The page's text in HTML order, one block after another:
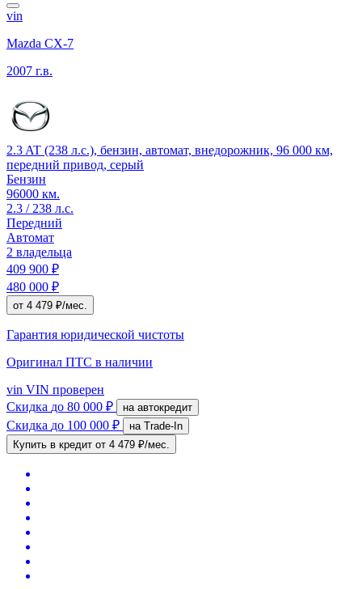
vin
Mazda CX-7
2007 г.в.
2.3 AT (238 л.с.), бензин, автомат, внедорожник, 96 000 км,
передний привод, серый
Бензин
96000 км.
2.3 / 238 л.с.
Передний
Автомат
2 владельца
409 900 ₽
480 000 ₽
от 4 479 ₽/мес.
Гарантия юридической чистоты
Оригинал ПТС в наличии
vin VIN проверен
Скидка до 80 000 ₽ на автокредит
Скидка до 100 000 ₽
на Trade-In
Купить в кредит от 4 479 ₽/мес.